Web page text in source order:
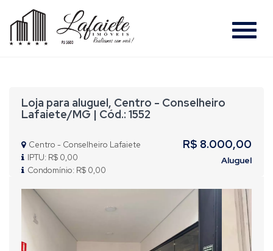
#
Loja para aluguel, Centro - Conselheiro
Lafaiete/MG | Cód.: 1552
Centro - Conselheiro Lafaiete
IPTU: R$ 0,00
Condomínio: R$ 0,00
R$ 8.000,00
Aluguel
Previous